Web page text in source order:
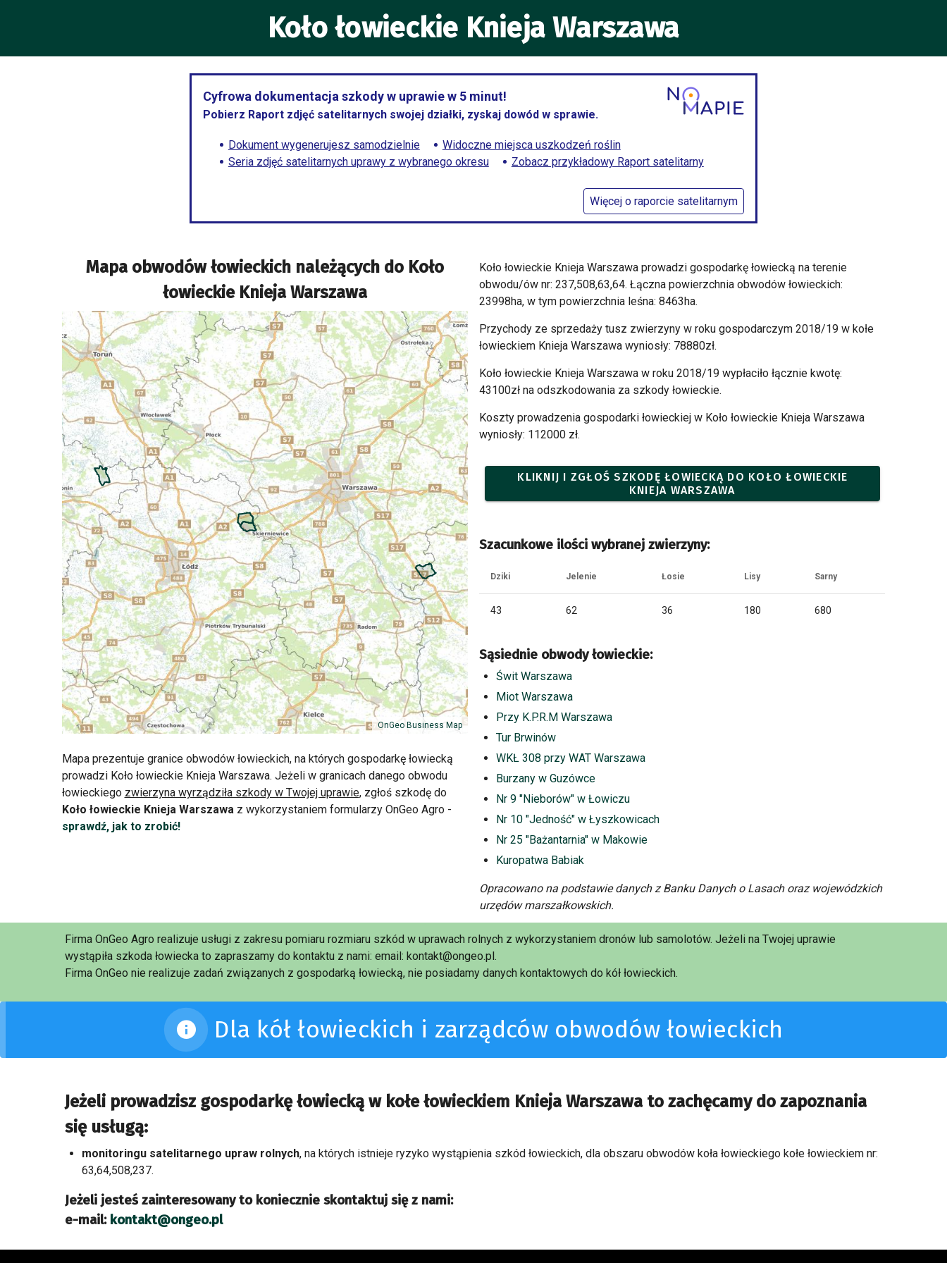
Koło łowieckie Knieja Warszawa
Cyfrowa dokumentacja szkody w uprawie w 5 minut!
Pobierz Raport zdjęć satelitarnych swojej działki, zyskaj dowód w sprawie.
Dokument wygenerujesz samodzielnie
Widoczne miejsca uszkodzeń roślin
Seria zdjęć satelitarnych uprawy z wybranego okresu
Zobacz przykładowy Raport satelitarny
Więcej o raporcie satelitarnym
Mapa obwodów łowieckich należących do Koło
łowieckie Knieja Warszawa
OnGeo Business Map
Mapa prezentuje granice obwodów łowieckich, na których gospodarkę łowiecką
prowadzi Koło łowieckie Knieja Warszawa. Jeżeli w granicach danego obwodu
łowieckiego zwierzyna wyrządziła szkody w Twojej uprawie, zgłoś szkodę do
Koło łowieckie Knieja Warszawaz wykorzystaniem formularzy OnGeo Agro -
sprawdź, jak to zrobić!
Koło łowieckie Knieja Warszawa prowadzi gospodarkę łowiecką na terenie
obwodu/ów nr: 237,508,63,64. Łączna powierzchnia obwodów łowieckich:
23998ha, w tym powierzchnia leśna: 8463ha.
Przychody ze sprzedaży tusz zwierzyny w roku gospodarczym 2018/19 w kołe
łowieckiem Knieja Warszawa wyniosły: 78880zł.
Koło łowieckie Knieja Warszawa w roku 2018/19 wypłaciło łącznie kwotę:
43100zł na odszkodowania za szkody łowieckie.
Koszty prowadzenia gospodarki łowieckiej w Koło łowieckie Knieja Warszawa
wyniosły: 112000 zł.
KLIKNIJ I ZGŁOŚ SZKODĘ ŁOWIECKĄ DO KOŁO ŁOWIECKIE
KNIEJA WARSZAWA
Szacunkowe ilości wybranej zwierzyny:
Dziki Jelenie Łosie Lisy Sarny
43 62 36 180 680
Sąsiednie obwody łowieckie:
Świt Warszawa
Miot Warszawa
Przy K.P.R.M Warszawa
Tur Brwinów
WKŁ 308 przy WAT Warszawa
Burzany w Guzówce
Nr 9 "Nieborów" w Łowiczu
Nr 10 "Jedność" w Łyszkowicach
Nr 25 "Bażantarnia" w Makowie
Kuropatwa Babiak
Opracowano na podstawie danych z Banku Danych o Lasach oraz wojewódzkich
urzędów marszałkowskich.
Firma OnGeo Agro realizuje usługi z zakresu pomiaru rozmiaru szkód w uprawach rolnych z wykorzystaniem dronów lub samolotów. Jeżeli na Twojej uprawie
wystąpiła szkoda łowiecka to zapraszamy do kontaktu z nami: email: kontakt@ongeo.pl.
Firma OnGeo nie realizuje zadań związanych z gospodarką łowiecką, nie posiadamy danych kontaktowych do kół łowieckich.
Dla kół łowieckich i zarządców obwodów łowieckich
Jeżeli prowadzisz gospodarkę łowiecką w kołe łowieckiem Knieja Warszawa to zachęcamy do zapoznania
się usługą:
monitoringu satelitarnego upraw rolnych, na których istnieje ryzyko wystąpienia szkód łowieckich, dla obszaru obwodów koła łowieckiego kołe łowieckiem nr:
63,64,508,237.
Jeżeli jesteś zainteresowany to koniecznie skontaktuj się z nami:
e-mail: kontakt@ongeo.pl